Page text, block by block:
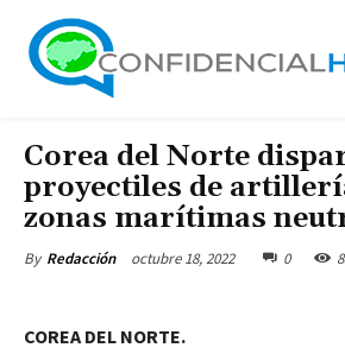
Corea del Norte
proyectiles de
zonas marítimas
By Redacción octubre 18, 2022 0
COREA DEL NORTE.